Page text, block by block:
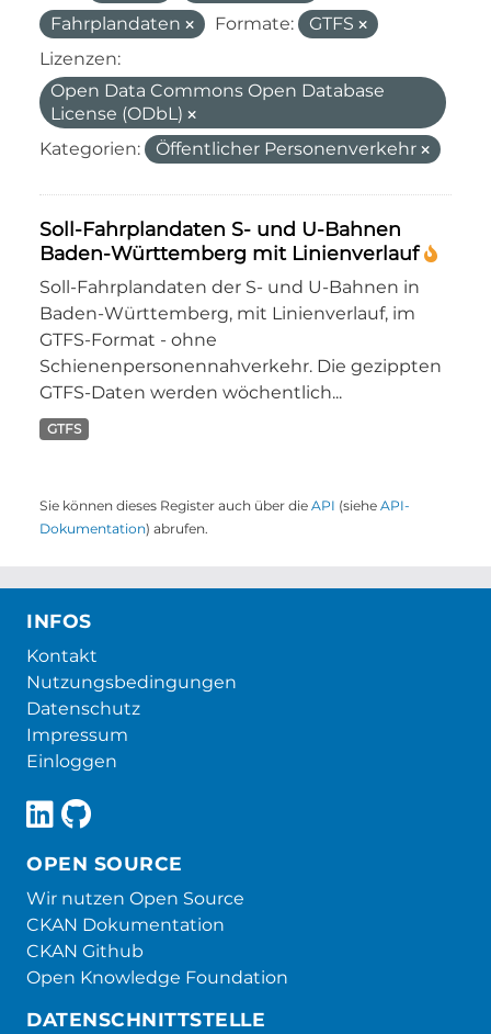
Fahrplandaten
Formate:
GTFS
Lizenzen:
Open Data Commons Open Database
License (ODbL)
Kategorien:
Öffentlicher Personenverkehr
Soll-Fahrplandaten S- und U-Bahnen
Baden-Württemberg mit Linienverlauf
Soll-Fahrplandaten der S- und U-Bahnen in
Baden-Württemberg, mit Linienverlauf, im
GTFS-Format - ohne
Schienenpersonennahverkehr. Die gezippten
GTFS-Daten werden wöchentlich...
GTFS
Sie können dieses Register auch über die API (siehe API-
Dokumentation) abrufen.
INFOS
Kontakt
Nutzungsbedingungen
Datenschutz
Impressum
Einloggen
OPEN SOURCE
Wir nutzen Open Source
CKAN Dokumentation
CKAN Github
Open Knowledge Foundation
DATENSCHNITTSTELLE